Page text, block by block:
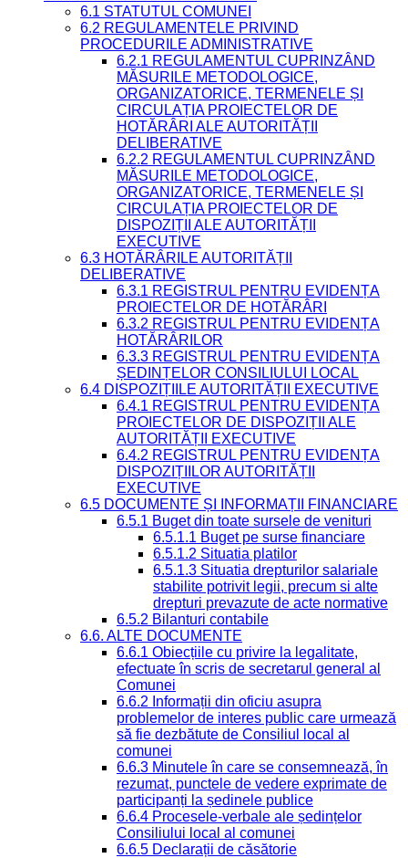
6.1 STATUTUL COMUNEI
6.2 REGULAMENTELE PRIVIND
PROCEDURILE ADMINISTRATIVE
6.2.1 REGULAMENTUL CUPRINZÂND
MĂSURILE METODOLOGICE,
ORGANIZATORICE, TERMENELE ȘI
CIRCULAȚIA PROIECTELOR DE
HOTĂRÂRI ALE AUTORITĂȚII
DELIBERATIVE
6.2.2 REGULAMENTUL CUPRINZÂND
MĂSURILE METODOLOGICE,
ORGANIZATORICE, TERMENELE ȘI
CIRCULAȚIA PROIECTELOR DE
DISPOZIȚII ALE AUTORITĂȚII
EXECUTIVE
6.3 HOTĂRÂRILE AUTORITĂȚII
DELIBERATIVE
6.3.1 REGISTRUL PENTRU EVIDENȚA
PROIECTELOR DE HOTĂRÂRI
6.3.2 REGISTRUL PENTRU EVIDENȚA
HOTĂRÂRILOR
6.3.3 REGISTRUL PENTRU EVIDENȚA
ȘEDINȚELOR CONSILIULUI LOCAL
6.4 DISPOZIȚIILE AUTORITĂȚII EXECUTIVE
6.4.1 REGISTRUL PENTRU EVIDENȚA
PROIECTELOR DE DISPOZIȚII ALE
AUTORITĂȚII EXECUTIVE
6.4.2 REGISTRUL PENTRU EVIDENȚA
DISPOZIȚIILOR AUTORITĂȚII
EXECUTIVE
6.5 DOCUMENTE ȘI INFORMAȚII FINANCIARE
6.5.1 Buget din toate sursele de venituri
6.5.1.1 Buget pe surse financiare
6.5.1.2 Situatia platilor
6.5.1.3 Situatia drepturilor salariale
stabilite potrivit legii, precum si alte
drepturi prevazute de acte normative
6.5.2 Bilanturi contabile
6.6. ALTE DOCUMENTE
6.6.1 Obiecțiile cu privire la legalitate,
efectuate în scris de secretarul general al
Comunei
6.6.2 Informații din oficiu asupra
problemelor de interes public care urmează
să fie dezbătute de Consiliul local al
comunei
6.6.3 Minutele în care se consemnează, în
rezumat, punctele de vedere exprimate de
participanți la ședinele publice
6.6.4 Procesele-verbale ale ședințelor
Consiliului local al comunei
6.6.5 Declarații de căsătorie